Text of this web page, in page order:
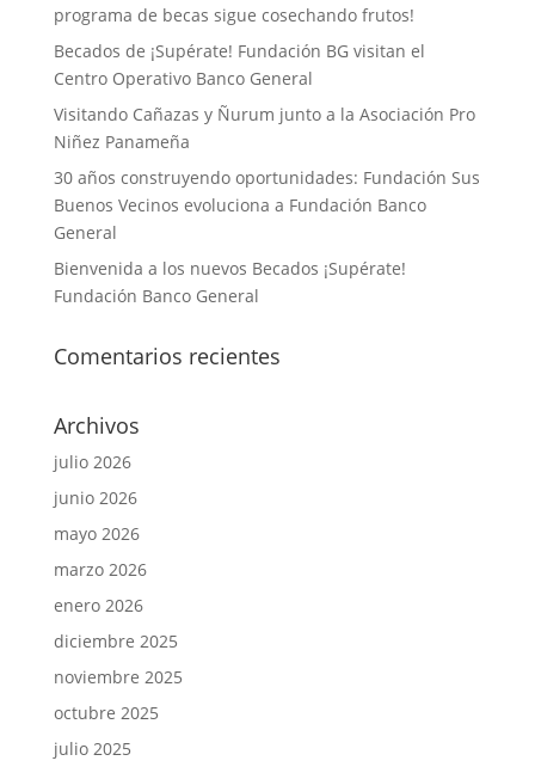
programa de becas sigue cosechando frutos!
Becados de ¡Supérate! Fundación BG visitan el
Centro Operativo Banco General
Visitando Cañazas y Ñurum junto a la Asociación Pro
Niñez Panameña
30 años construyendo oportunidades: Fundación Sus
Buenos Vecinos evoluciona a Fundación Banco
General
Bienvenida a los nuevos Becados ¡Supérate!
Fundación Banco General
Comentarios recientes
Archivos
julio 2026
junio 2026
mayo 2026
marzo 2026
enero 2026
diciembre 2025
noviembre 2025
octubre 2025
julio 2025